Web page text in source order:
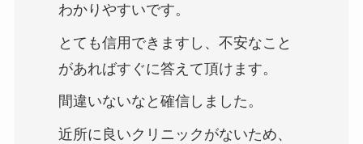
わかりやすいです。
とても信用できますし、不安なこと
があればすぐに答えて頂けます。
間違いないなと確信しました。
近所に良いクリニックがないため、